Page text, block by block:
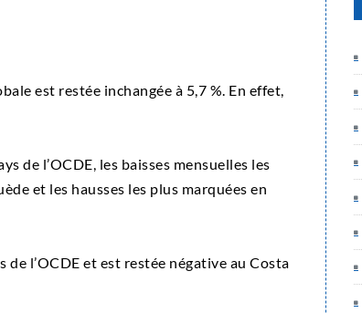
est restée inchangée à 5,7 %. En effet,
de l’OCDE, les baisses mensuelles les
et les hausses les plus marquées en
de l’OCDE et est restée négative au Costa